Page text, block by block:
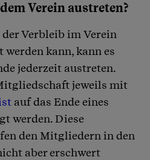
Verein austreten?
Verbleib im Verein
kann, kann es
jederzeit austreten.
jeweils mit
auf das Ende eines
werden. Diese
den Mitgliedern in den
aber erschwert